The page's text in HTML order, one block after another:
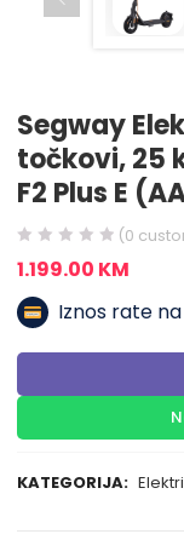
Segway
točkovi, 25
F2 Plus E
(0
1.199.00 KM
Iznos rate na
KATEGORIJA: